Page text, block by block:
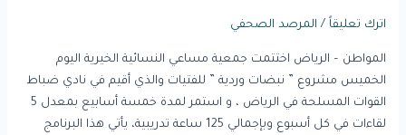
اترك تعليقاً / المرصد الصحفي
المواطن – الرياض اختتمت جمعية مساعي النسائية الخيرية اليوم
الخميس مشروع ” نبضات وردية ” للفتيات والذي أقيم في نادي ضباط
القوات المسلحة في الرياض ، و استمر لمدة خمسة أسابيع بمعدل 5
لقاءات في كل أسبوع وبإجمالي 125 ساعة تدريبية، يأتي هذا البرنامج